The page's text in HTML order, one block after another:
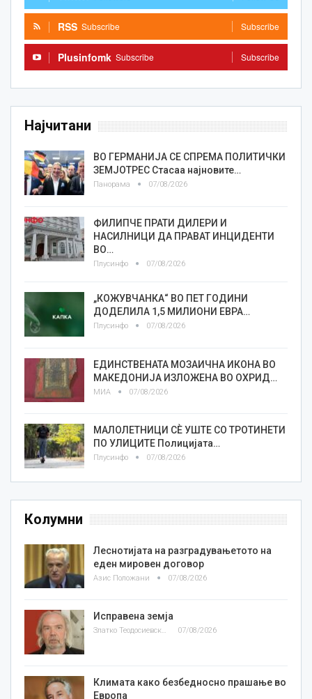
RSS Subscribe Subscribe
Plusinfomk Subscribe Subscribe
Најчитани
ВО ГЕРМАНИЈА СЕ СПРЕМА ПОЛИТИЧКИ
ЗЕМЈОТРЕС Стасаа најновите…
Панорама 07/08/2026
ФИЛИПЧЕ ПРАТИ ДИЛЕРИ И
НАСИЛНИЦИ ДА ПРАВАТ ИНЦИДЕНТИ
ВО…
Плусинфо 07/08/2026
„КОЖУВЧАНКА“ ВО ПЕТ ГОДИНИ
ДОДЕЛИЛА 1,5 МИЛИОНИ ЕВРА…
Плусинфо 07/08/2026
ЕДИНСТВЕНАТА МОЗАИЧНА ИКОНА ВО
МАКЕДОНИЈА ИЗЛОЖЕНА ВО ОХРИД…
МИА 07/08/2026
МАЛОЛЕТНИЦИ СÈ УШТЕ СО ТРОТИНЕТИ
ПО УЛИЦИТЕ Полицијата…
Плусинфо 07/08/2026
Колумни
Леснотијата на разградувањетото на
еден мировен договор
Азис Положани 07/08/2026
Исправена земја
Златко Теодосиевски 07/08/2026
Климата како безбедносно прашање во
Европа